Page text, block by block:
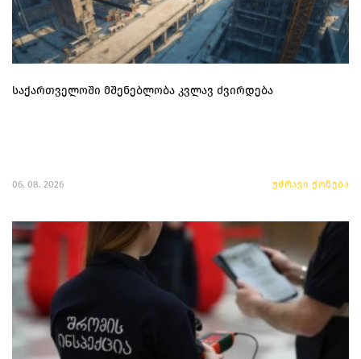
საქართველოში მშენებლობა კვლავ ძვირდება
06. 08. 2026 უძრავი ქონება